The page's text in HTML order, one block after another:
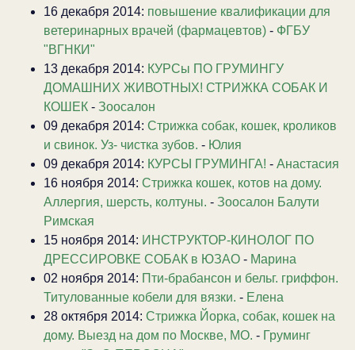
16 декабря 2014: повышение квалификации для
ветеринарных врачей (фармацевтов) - ФГБУ
"ВГНКИ"
13 декабря 2014: КУРСы ПО ГРУМИНГУ
ДОМАШНИХ ЖИВОТНЫХ! СТРИЖКА СОБАК И
КОШЕК - Зоосалон
09 декабря 2014: Стрижка собак, кошек, кроликов
и свинок. Уз- чистка зубов. - Юлия
09 декабря 2014: КУРСЫ ГРУМИНГА! - Анастасия
16 ноября 2014: Стрижка кошек, котов на дому.
Аллергия, шерсть, колтуны. - Зоосалон Балути
Римская
15 ноября 2014: ИНСТРУКТОР-КИНОЛОГ ПО
ДРЕССИРОВКЕ СОБАК в ЮЗАО - Марина
02 ноября 2014: Пти-брабансон и бельг. гриффон.
Титулованные кобели для вязки. - Елена
28 октября 2014: Стрижка Йорка, собак, кошек на
дому. Выезд на дом по Москве, МО. - Груминг